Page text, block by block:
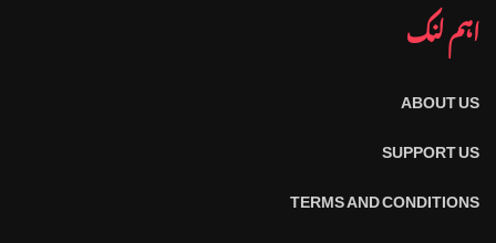
اہم لنک
ABOUT US
SUPPORT US
TERMS AND CONDITIONS